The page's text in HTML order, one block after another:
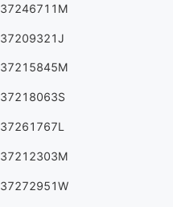
37246711M
37209321J
37215845M
37218063S
37261767L
37212303M
37272951W